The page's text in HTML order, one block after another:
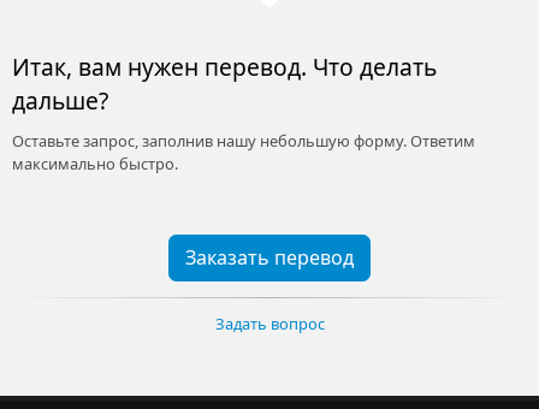
Итак, вам нужен перевод. Что делать
дальше?
Оставьте запрос, заполнив нашу небольшую форму. Ответим
максимально быстро.
Заказать перевод
Задать вопрос